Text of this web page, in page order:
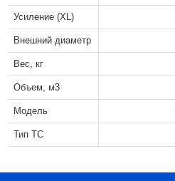
Усиление (XL)
Внешний диаметр
Вес, кг
Объем, м3
Модель
Тип ТС